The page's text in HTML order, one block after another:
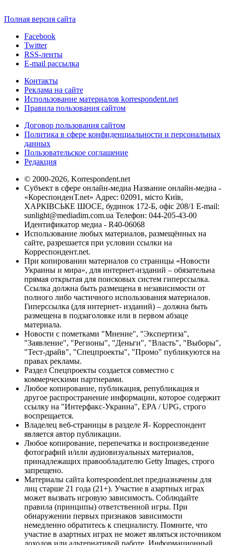
Полная версия сайта
Facebook
Twitter
RSS-ленты
E-mail рассылка
Контакты
Реклама на сайте
Использование материалов korrespondent.net
Правила пользования сайтом
Договор пользования сайтом
Политика в сфере конфиденциальности и персональных
данных
Пользовательское соглашение
Редакция
© 2000-2026, Korrespondent.net
Субъект в сфере онлайн-медиа Название онлайн-медиа -
«КореспонденТ.net» Адрес: 02091, місто Київ,
ХАРКІВСЬКЕ ШОСЕ, будинок 172-Б, офіс 208/1 E-mail:
sunlight@mediadim.com.ua Телефон: 044-205-43-00
Идентификатор медиа - R40-06068
Использование любых материалов, размещённых на
сайте, разрешается при условии ссылки на
Корреспондент.net.
При копировании материалов со страницы «Новости
Украины и мира», для интернет-изданий – обязательна
прямая открытая для поисковых систем гиперссылка.
Ссылка должна быть размещена в независимости от
полного либо частичного использования материалов.
Гиперссылка (для интернет- изданий) – должна быть
размещена в подзаголовке или в первом абзаце
материала.
Новости с пометками "Мнение", "Экспертиза",
"Заявление", "Регионы", "Деньги", "Власть", "Выборы",
"Тест-драйв", "Спецпроекты", "Промо" публикуются на
правах рекламы.
Раздел Спецпроекты создается совместно с
коммерческими партнерами.
Любое копирование, публикация, републикация и
другое распространение информации, которое содержит
ссылку на "Интерфакс-Украина", EPA / UPG, строго
воспрещается.
Владелец веб-страницы в разделе Я- Корреспондент
является автор публикации.
Любое копирование, перепечатка и воспроизведение
фотографий и/или аудиовизуальных материалов,
принадлежащих правообладателю Getty Images, строго
запрещено.
Материалы сайта korrespondent.net предназначены для
лиц старше 21 года (21+). Участие в азартных играх
может вызвать игровую зависимость. Соблюдайте
правила (принципы) ответственной игры. При
обнаружении первых признаков зависимости
немедленно обратитесь к специалисту. Помните, что
участие в азартных играх не может являться источником
доходов или альтернативой работе. Информационный